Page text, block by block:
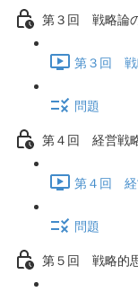
第３回 戦略論
第３回 戦
問題
第４回 経営戦
第４回 経
問題
第５回 戦略的